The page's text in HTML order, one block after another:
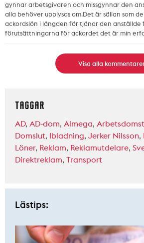
gynnar arbetsgivaren och missgynnar den
alla behöver upplysas om.Det är sällan som
ackordslön i längden för tjänar den anställde
förutsättningarna för ackordet det är min
Visa alla
TAGGAR
AD, AD-dom, Almega,
Domslut, Ibladning, Jerker Nilsson,
Löner, Reklam, Reklamutdelare,
Direktreklam, Transport
Lästips: